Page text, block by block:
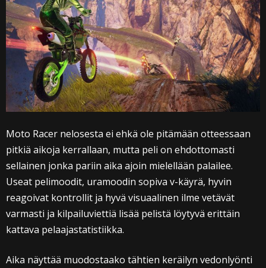
Moto Racer nelosesta ei ehkä ole pitämään otteessaan
pitkiä aikoja kerrallaan, mutta peli on ehdottomasti
sellainen jonka pariin aika ajoin mielellään palailee.
Useat pelimoodit, uramoodin sopiva v-käyrä, hyvin
reagoivat kontrollit ja hyvä visuaalinen ilme vetävät
varmasti ja kilpailuviettiä lisää pelistä löytyvä erittäin
kattava pelaajastatistiikka.
Aika näyttää muodostaako tähtien keräilyn vedonlyönti